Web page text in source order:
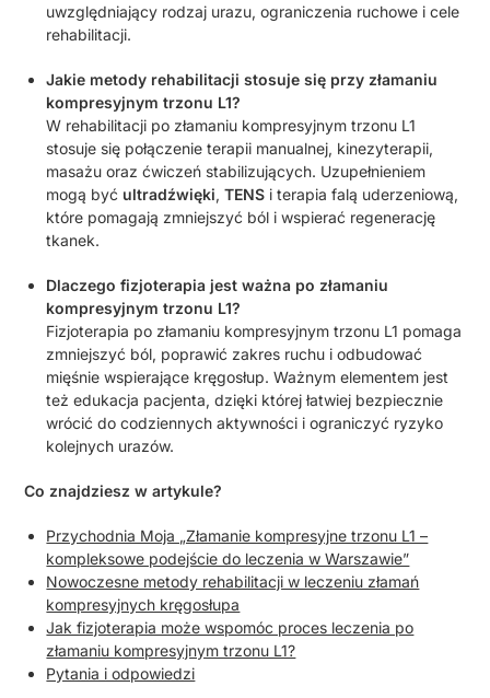
uwzględniający rodzaj urazu, ograniczenia ruchowe i cele
rehabilitacji.
Jakie metody rehabilitacji stosuje się przy złamaniu
kompresyjnym trzonu L1?
W rehabilitacji po złamaniu kompresyjnym trzonu L1
stosuje się połączenie terapii manualnej, kinezyterapii,
masażu oraz ćwiczeń stabilizujących. Uzupełnieniem
mogą być ultradźwięki,TENS i terapia falą uderzeniową,
które pomagają zmniejszyć ból i wspierać regenerację
tkanek.
Dlaczego fizjoterapia jest ważna po złamaniu
kompresyjnym trzonu L1?
Fizjoterapia po złamaniu kompresyjnym trzonu L1 pomaga
zmniejszyć ból, poprawić zakres ruchu i odbudować
mięśnie wspierające kręgosłup. Ważnym elementem jest
też edukacja pacjenta, dzięki której łatwiej bezpiecznie
wrócić do codziennych aktywności i ograniczyć ryzyko
kolejnych urazów.
Co znajdziesz w artykule?
Przychodnia Moja „Złamanie kompresyjne trzonu L1 –
kompleksowe podejście do leczenia w Warszawie”
Nowoczesne metody rehabilitacji w leczeniu złamań
kompresyjnych kręgosłupa
Jak fizjoterapia może wspomóc proces leczenia po
złamaniu kompresyjnym trzonu L1?
Pytania i odpowiedzi